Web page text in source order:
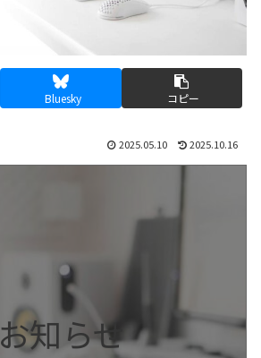
Bluesky コピー
2025.05.10 2025.10.16
お知らせ